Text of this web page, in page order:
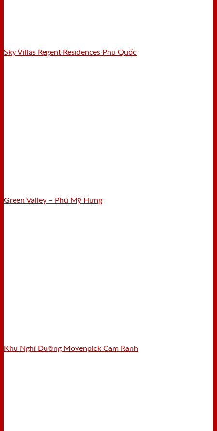
Sky Villas Regent Residences Phú Quốc
Green Valley – Phú Mỹ Hưng
Khu Nghỉ Dưỡng Movenpick Cam Ranh